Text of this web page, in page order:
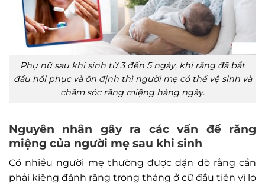
Phụ nữ sau khi sinh từ 3 đến 5 ngày, khi răng đã bắt
đầu hồi phục và ổn định thì người mẹ có thể vệ sinh và
chăm sóc răng miệng hàng ngày.
Nguyên nhân gây ra các vấn đề răng
miệng của người mẹ sau khi sinh
Có nhiều người mẹ thường được dặn dò rằng cần
phải kiêng đánh răng trong tháng ở cữ đầu tiên vì lo